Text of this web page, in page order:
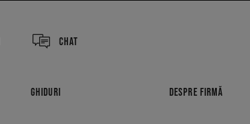
CHAT
GHIDURI DESPRE FIRMĂ